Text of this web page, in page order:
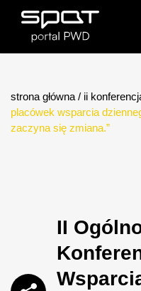
strona główna / ii
placówek wsparcia
zaczyna się zmiana.”
II